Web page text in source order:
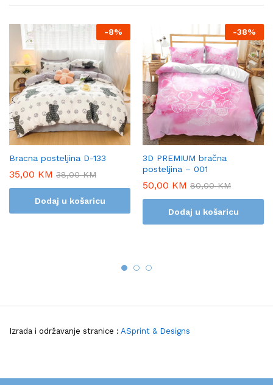
-8%
Bracna posteljina D-133
35,00 KM 38,00KM
Dodaj u košaricu
-38%
3D PREMIUM bračna
posteljina – 001
50,00 KM 80,00KM
Dodaj u košaricu
Izrada i održavanje stranice : ASprint & Designs